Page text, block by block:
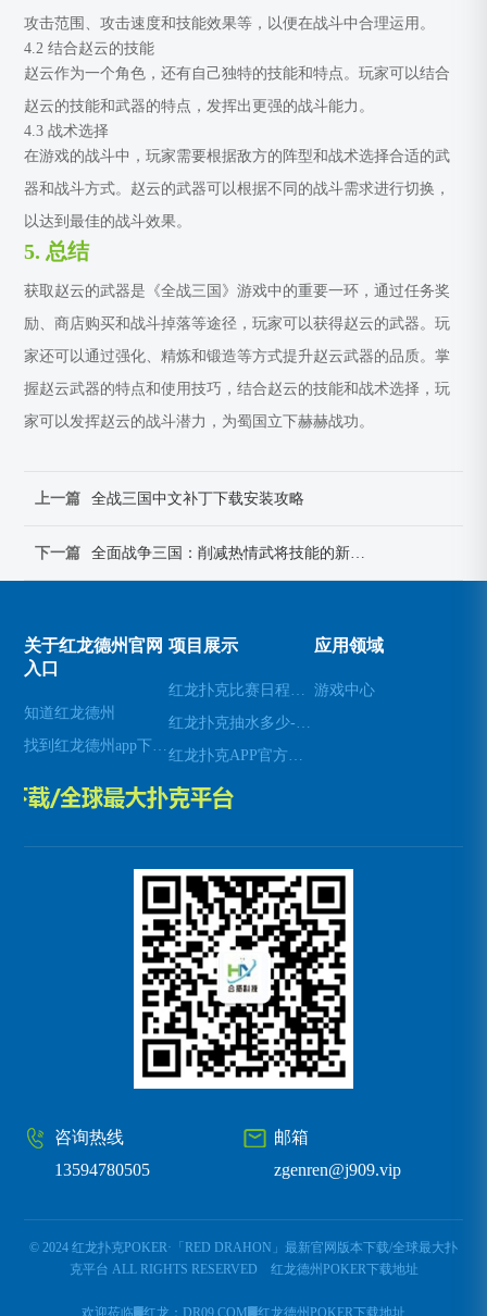
攻击范围、攻击速度和技能效果等，以便在战斗中合理运用。
4.2 结合赵云的技能
赵云作为一个角色，还有自己独特的技能和特点。玩家可以结合
赵云的技能和武器的特点，发挥出更强的战斗能力。
4.3 战术选择
在游戏的战斗中，玩家需要根据敌方的阵型和战术选择合适的武
器和战斗方式。赵云的武器可以根据不同的战斗需求进行切换，
以达到最佳的战斗效果。
5. 总结
获取赵云的武器是《全战三国》游戏中的重要一环，通过任务奖
励、商店购买和战斗掉落等途径，玩家可以获得赵云的武器。玩
家还可以通过强化、精炼和锻造等方式提升赵云武器的品质。掌
握赵云武器的特点和使用技巧，结合赵云的技能和战术选择，玩
家可以发挥赵云的战斗潜力，为蜀国立下赫赫战功。
上一篇 全战三国中文补丁下载安装攻略
下一篇
关于红龙德州官网
入口
知道红龙德州
项目展示 应用领域
游戏中心
邮箱
zgenren@j909.vip
咨询热线
13594780505
© 2024 红龙扑克POKER·「RED DRAHON」最新官网版本下载/全球最大扑
克平台 ALL RIGHTS RESERVED 红龙德州POKER下载地址
欢迎莅临▓红龙：DR09.COM▓红龙德州POKER下载地址